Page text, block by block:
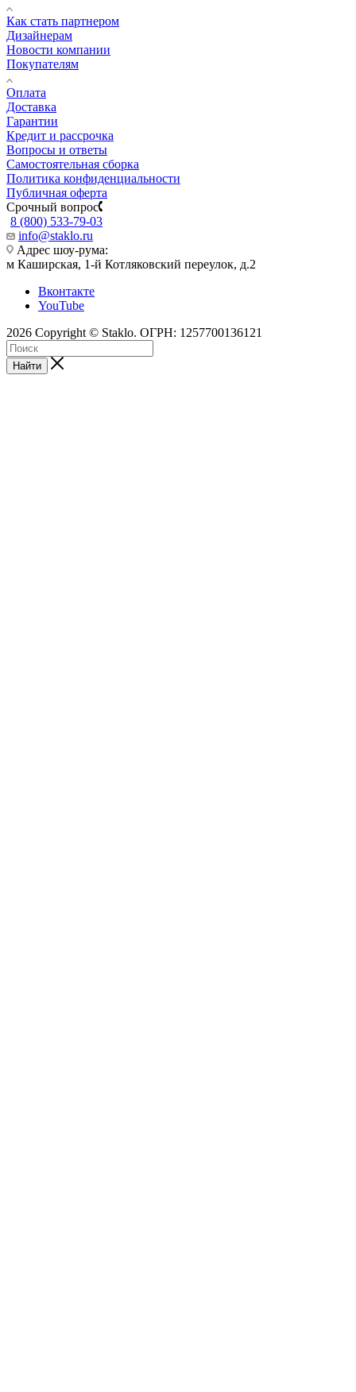
Как стать партнером
Дизайнерам
Новости компании
Покупателям
Оплата
Доставка
Гарантии
Кредит и рассрочка
Вопросы и ответы
Самостоятельная сборка
Политика конфиденциальности
Публичная оферта
Срочный вопрос
8 (800) 533-79-03
info@staklo.ru
Адрес шоу-рума:
м Каширская, 1-й Котляковский переулок, д.2
Вконтакте
YouTube
2026 Copyright © Staklo. ОГРН: 1257700136121
Найти